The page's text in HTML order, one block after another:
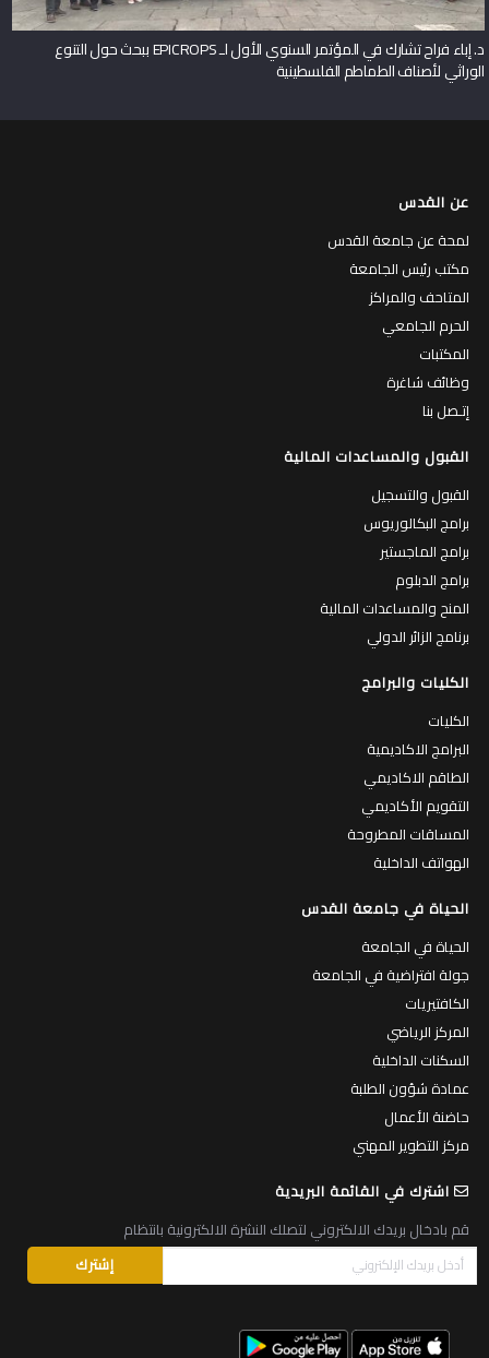
د. إباء فراح تشارك في المؤتمر السنوي الأول لـ EPICROPS ببحث حول التنوع
الوراثي لأصناف الطماطم الفلسطينية
عن القدس
لمحة عن جامعة القدس
مكتب رئيس الجامعة
المتاحف والمراكز
الحرم الجامعي
المكتبات
وظائف شاغرة
إتـصل بنا
القبول والمساعدات المالية
القبول والتسجيل
برامج البكالوريوس
برامج الماجستير
برامج الدبلوم
المنح والمساعدات المالية
برنامج الزائر الدولي
الكليات والبرامج
الكليات
البرامج الاكاديمية
الطاقم الاكاديمي
التقويم الأكاديمي
المساقات المطروحة
الهواتف الداخلية
الحياة في جامعة القدس
الحياة في الجامعة
جولة افتراضية في الجامعة
الكافتيريات
المركز الرياضي
السكنات الداخلية
عمادة شؤون الطلبة
حاضنة الأعمال
مركز التطوير المهني
اشترك في القائمة البريدية
قم بادخال بريدك الالكتروني لتصلك النشرة الالكترونية بانتظام